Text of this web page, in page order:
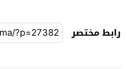
رابط مختصر